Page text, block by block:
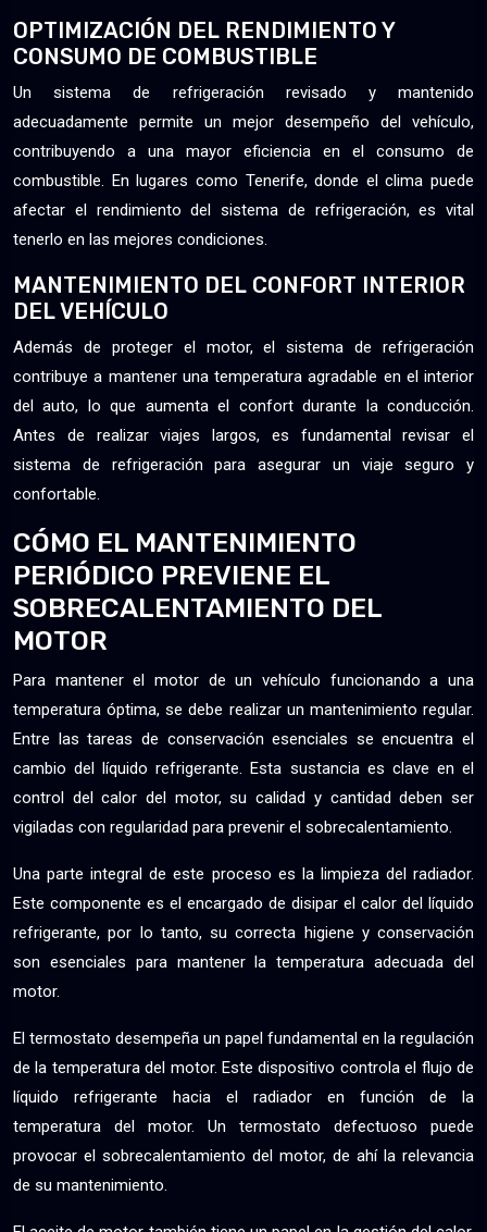
OPTIMIZACIÓN DEL RENDIMIENTO Y
CONSUMO DE COMBUSTIBLE
Un sistema de refrigeración revisado y mantenido
adecuadamente permite un mejor desempeño del vehículo,
contribuyendo a una mayor eficiencia en el consumo de
combustible. En lugares como Tenerife, donde el clima puede
afectar el rendimiento del sistema de refrigeración, es vital
tenerlo en las mejores condiciones.
MANTENIMIENTO DEL CONFORT INTERIOR
DEL VEHÍCULO
Además de proteger el motor, el sistema de refrigeración
contribuye a mantener una temperatura agradable en el interior
del auto, lo que aumenta el confort durante la conducción.
Antes de realizar viajes largos, es fundamental revisar el
sistema de refrigeración para asegurar un viaje seguro y
confortable.
CÓMO EL MANTENIMIENTO
PERIÓDICO PREVIENE EL
SOBRECALENTAMIENTO DEL
MOTOR
Para mantener el motor de un vehículo funcionando a una
temperatura óptima, se debe realizar un mantenimiento regular.
Entre las tareas de conservación esenciales se encuentra el
cambio del líquido refrigerante. Esta sustancia es clave en el
control del calor del motor, su calidad y cantidad deben ser
vigiladas con regularidad para prevenir el sobrecalentamiento.
Una parte integral de este proceso es la limpieza del radiador.
Este componente es el encargado de disipar el calor del líquido
refrigerante, por lo tanto, su correcta higiene y conservación
son esenciales para mantener la temperatura adecuada del
motor.
El termostato desempeña un papel fundamental en la regulación
de la temperatura del motor. Este dispositivo controla el flujo de
líquido refrigerante hacia el radiador en función de la
temperatura del motor. Un termostato defectuoso puede
provocar el sobrecalentamiento del motor, de ahí la relevancia
de su mantenimiento.